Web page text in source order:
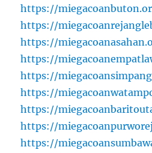
https://
https://
https://
https://
https://
https://
https://
https://
https://